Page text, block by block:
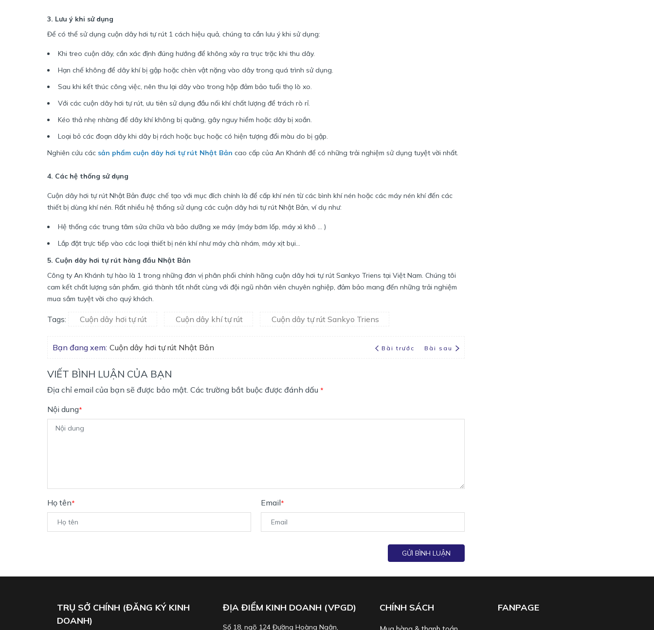
3. Lưu ý khi sử dụng
Để có thể sử dụng cuộn dây hơi tự rút 1 cách hiệu quả, chúng ta cần lưu ý khi sử dụng:
Khi treo cuộn dây, cần xác định đúng hướng để không xảy ra trục trặc khi thu dây.
Hạn chế không để dây khí bị gập hoặc chèn vật nặng vào dây trong quá trình sử dụng.
Sau khi kết thúc công việc, nên thu lại dây vào trong hộp đảm bảo tuổi thọ lò xo.
Với các cuộn dây hơi tự rút, ưu tiên sử dụng đầu nối khí chất lượng để trách rò rỉ.
Kéo thả nhẹ nhàng để dây khí không bị quăng, gây nguy hiểm hoặc dây bị xoắn.
Loại bỏ các đoạn dây khi dây bị rách hoặc bục hoặc có hiện tượng đổi màu do bị gập.
Nghiên cứu các sản phẩm cuộn dây hơi tự rút Nhật Bản cao cấp của An Khánh để có những trải nghiệm sử dụng tuyệt vời nhất.
4. Các hệ thống sử dụng
Cuộn dây hơi tự rút Nhật Bản được chế tạo với mục đích chính là để cấp khí nén từ các bình khí nén hoặc các máy nén khí đến các
thiết bị dùng khí nén. Rất nhiều hệ thống sử dụng các cuộn dây hơi tự rút Nhật Bản, ví dụ như:
Hệ thống các trung tâm sửa chữa và bảo dưỡng xe máy (máy bơm lốp, máy xì khô ... )
Lắp đặt trực tiếp vào các loại thiết bị nén khí như máy chà nhám, máy xịt bụi...
5. Cuộn dây hơi tự rút hàng đầu Nhật Bản
Công ty An Khánh tự hào là 1 trong những đơn vị phân phối chính hãng cuộn dây hơi tự rút Sankyo Triens tại Việt Nam. Chúng tôi
cam kết chất lượng sản phẩm, giá thành tốt nhất cùng với đội ngũ nhân viên chuyên nghiệp, đảm bảo mang đến những trải nghiệm
mua sắm tuyệt vời cho quý khách.
Tags: Cuộn dây hơi tự rút Cuộn dây khí tự rút Cuộn dây tự rút Sankyo Triens
Bạn đang xem: Cuộn dây hơi tự rút Nhật Bản Bài trước Bài sau
VIẾT BÌNH LUẬN CỦA BẠN
Địa chỉ email của bạn sẽ được bảo mật. Các trường bắt buộc được đánh dấu *
Nội dung*
Họ tên* Email*
GỬI BÌNH LUẬN
TRỤ SỞ CHÍNH (ĐĂNG KÝ KINH
DOANH)
ĐỊA ĐIỂM KINH DOANH (VPGD)
Số 18, ngõ 124 Đường Hoàng Ngân,
CHÍNH SÁCH FANPAGE